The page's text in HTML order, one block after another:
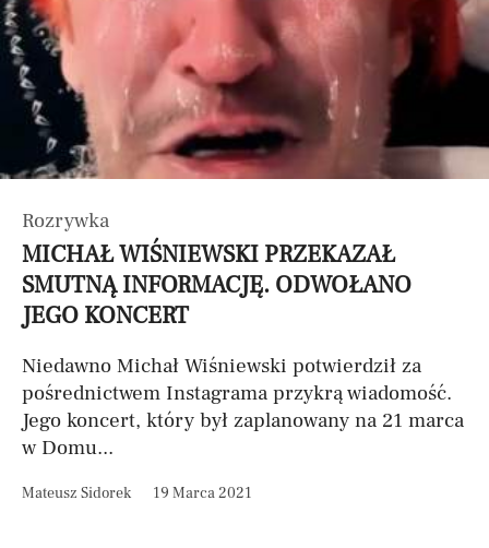
Rozrywka
MICHAŁ WIŚNIEWSKI PRZEKAZAŁ
SMUTNĄ INFORMACJĘ. ODWOŁANO
JEGO KONCERT
Niedawno Michał Wiśniewski potwierdził za
pośrednictwem Instagrama przykrą wiadomość.
Jego koncert, który był zaplanowany na 21 marca
w Domu...
Mateusz Sidorek 19 Marca 2021